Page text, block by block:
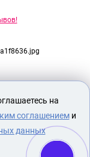
18 лет!
на
соглашениеми
данных